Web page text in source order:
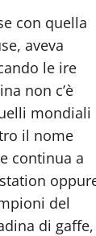
con quella
aveva
le ire
non c’è
mondiali
il nome
continua a
del
di gaffe,